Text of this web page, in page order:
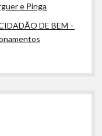
e Pinga
DE BEM –